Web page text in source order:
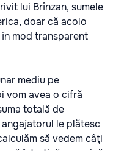
lui Brînzan, sumele
doar că acolo
mod transparent
mediu pe
vom avea o cifră
totală de
le plătesc
să vedem câţi